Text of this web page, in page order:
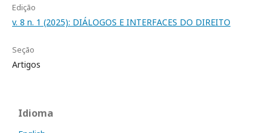
Edição
v. 8 n. 1 (2025): DIÁLOGOS E INTERFACES DO DIREITO
Seção
Artigos
Idioma